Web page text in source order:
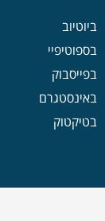
ביוטיוב
בספוטיפיי
בפייסבוק
באינסטגרם
בטיקטוק